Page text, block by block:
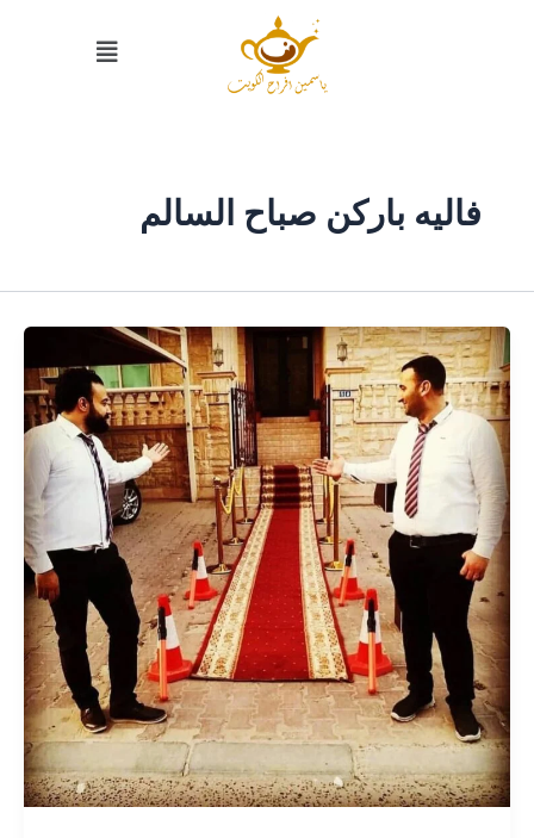
القائمة
فاليه باركن صباح السالم